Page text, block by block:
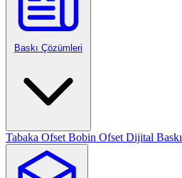
Baskı Çözümleri
Tabaka Ofset Bobin Ofset Dijital Baskı